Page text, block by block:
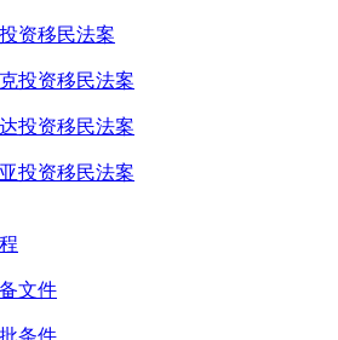
资移民法案
投资移民法案
投资移民法案
投资移民法案
文件
条件